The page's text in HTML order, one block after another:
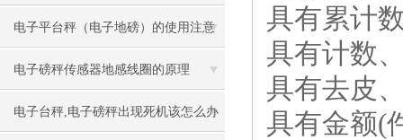
叫兽”都不知道）
电子平台秤（电子地磅）的使用注意
事项
电子磅秤传感器地感线圈的原理
电子台秤,电子磅秤出现死机该怎么办
具有累计
具有计数
具有去皮
具有金额(